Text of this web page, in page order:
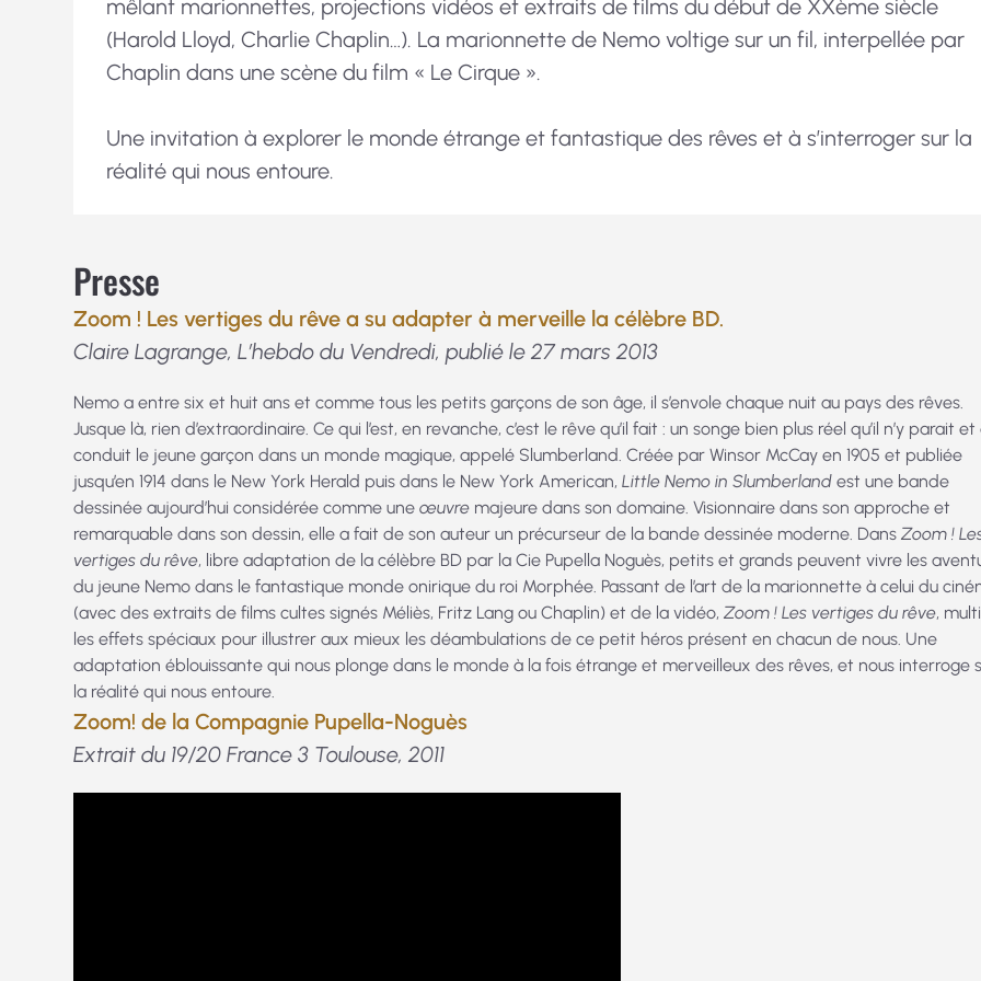
mêlant marionnettes, projections vidéos et extraits de films du début de XXème siècle
(Harold Lloyd, Charlie Chaplin…). La marionnette de Nemo voltige sur un fil, interpellée par
Chaplin dans une scène du film « Le Cirque ».
Une invitation à explorer le monde étrange et fantastique des rêves et à s’interroger sur la
réalité qui nous entoure.
Presse
Zoom ! Les vertiges du rêve a su adapter à merveille la célèbre BD.
Claire Lagrange, L’hebdo du Vendredi, publié le 27 mars 2013
Nemo a entre six et huit ans et comme tous les petits garçons de son âge, il s’envole chaque nuit au pays des rêves.
Jusque là, rien d’extraordinaire. Ce qui l’est, en revanche, c’est le rêve qu’il fait : un songe bien plus réel qu’il n’y parait et
conduit le jeune garçon dans un monde magique, appelé Slumberland. Créée par Winsor McCay en 1905 et publiée
jusqu’en 1914 dans le New York Herald puis dans le New York American,Little Nemo in Slumberland est une bande
dessinée aujourd’hui considérée comme uneœuvre majeure dans son domaine. Visionnaire dans son approche et
remarquable dans son dessin, elle a fait de son auteur un précurseur de la bande dessinée moderne. DansZoom !
vertiges du rêve, libre adaptation de la célèbre BD par la Cie Pupella Noguès, petits et grands peuvent vivre les
du jeune Nemo dans le fantastique monde onirique du roi Morphée. Passant de l’art de la marionnette à celui du
(avec des extraits de films cultes signés Méliès, Fritz Lang ou Chaplin) et de la vidéo,Zoom ! Les vertiges du rêve,
les effets spéciaux pour illustrer aux mieux les déambulations de ce petit héros présent en chacun de nous. Une
adaptation éblouissante qui nous plonge dans le monde à la fois étrange et merveilleux des rêves, et nous interroge
la réalité qui nous entoure.
Zoom! de la Compagnie Pupella-Noguès
Extrait du 19/20 France 3 Toulouse, 2011